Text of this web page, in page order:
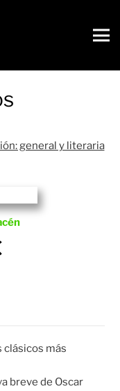
general y literaria
clásicos más
breve de Oscar